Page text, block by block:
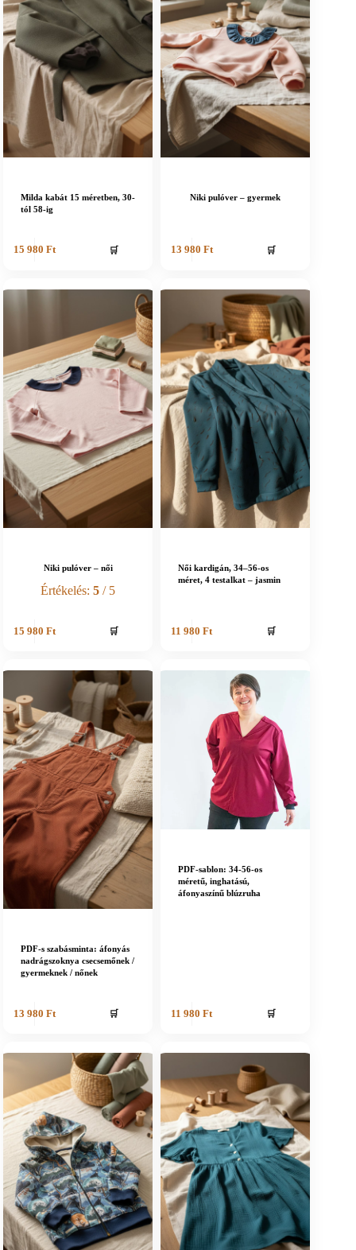
Milda kabát 15 méretben, 30-
tól 58-ig
15 980 Ft 🛒
Niki pulóver – gyermek
13 980 Ft 🛒
Niki pulóver – női
Értékelés:5 / 5
15 980 Ft 🛒
Női kardigán, 34–56-os
méret, 4 testalkat – jasmin
11 980Ft 🛒
PDF-s szabásminta: áfonyás
nadrágszoknya csecsemőnek /
gyermeknek / nőnek
13 980 Ft 🛒
PDF-sablon: 34-56-os
méretű, inghatású,
áfonyaszínű blúzruha
11 980Ft 🛒